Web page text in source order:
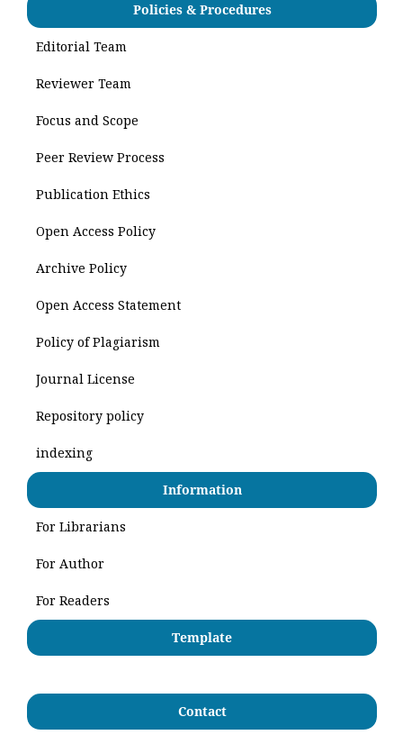
Policies & Procedures
Editorial Team
Reviewer Team
Focus and Scope
Peer Review Process
Publication Ethics
Open Access Policy
Archive Policy
Open Access Statement
Policy of Plagiarism
Journal License
Repository policy
indexing
Information
For Librarians
For Author
For Readers
Template
Contact